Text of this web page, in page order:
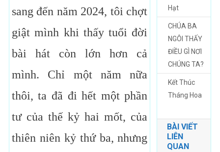
sang đến năm 2024, tôi chợt
giật mình khi thấy tuổi đời
bài hát còn lớn hơn cả
mình. Chỉ một năm nữa
thôi, ta đã đi hết một phần
tư của thế kỷ hai mốt, của
thiên niên kỷ thứ ba, nhưng
Hạt
CHÚA BA
NGÔI THẤY
ĐIỀU GÌ NƠI
CHÚNG TA?
Kết Thúc
Tháng Hoa
BÀI VIẾT
LIÊN
QUAN